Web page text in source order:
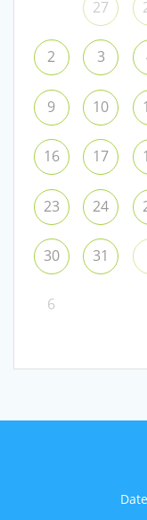
27
2 3
9 10
16 17
23 24
30 31
6